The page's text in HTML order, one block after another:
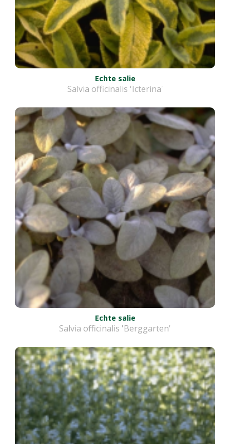
Echte salie
Salvia officinalis 'Icterina'
Echte salie
Salvia officinalis 'Berggarten'